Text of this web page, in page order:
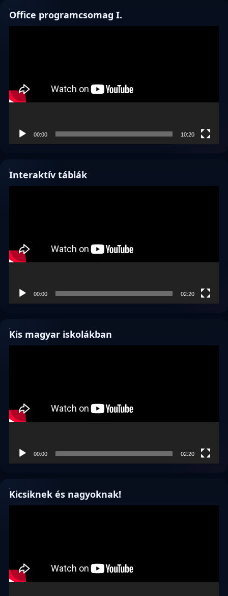
Office programcsomag I.
00:00 10:20
Interaktív táblák
00:00 02:20
Kis magyar iskolákban
00:00 02:20
Kicsiknek és nagyoknak!